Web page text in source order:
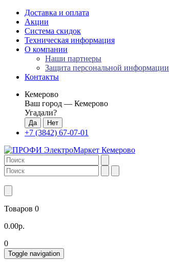
Доставка и оплата
Акции
Система скидок
Техническая информация
О компании
Наши партнеры
Защита персональной информации
Контакты
Кемерово
Ваш город — Кемерово
Угадали?
+7 (3842) 67-07-01
Товаров 0
0.00р.
0
Toggle navigation